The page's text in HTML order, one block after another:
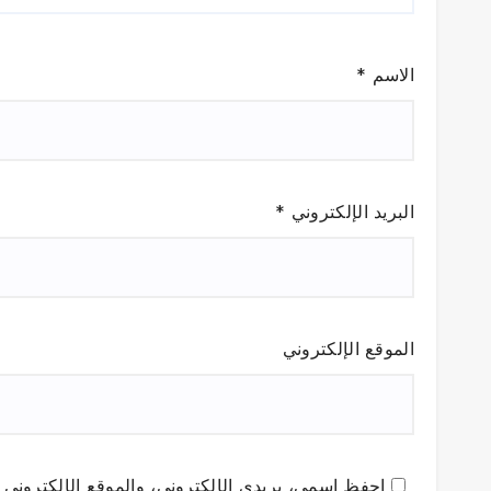
الاسم *
البريد الإلكتروني *
الموقع الإلكتروني
احفظ اسمي، بريدي الإلكتروني، والموقع